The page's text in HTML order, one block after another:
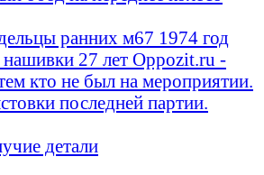
ранних м67 1974 год
27 лет Oppozit.ru -
кто не был на мероприятии.
последней партии.
детали